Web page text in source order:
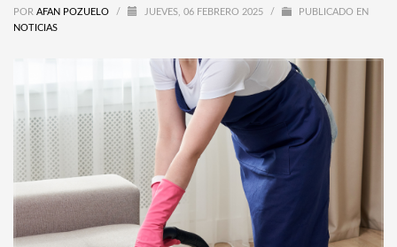
POR AFAN POZUELO / JUEVES, 06 FEBRERO 2025 /
PUBLICADO EN
NOTICIAS